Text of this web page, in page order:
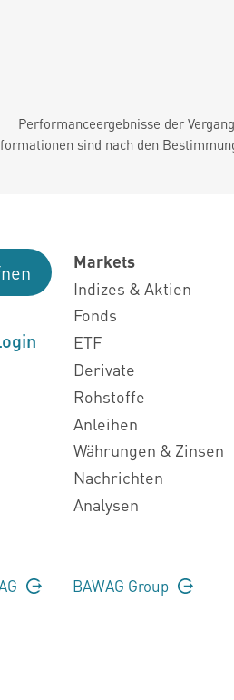
Performanceergebnisse der
sind nach den
Markets
Indizes & Aktien
Fonds
ETF
Derivate
Rohstoffe
Anleihen
Währungen & Zinsen
Nachrichten
Analysen
BAWAG Group